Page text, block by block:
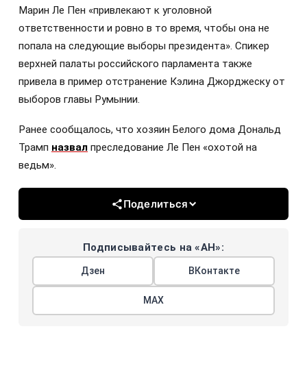
Марин Ле Пен «привлекают к уголовной
ответственности и ровно в то время, чтобы она не
попала на следующие выборы президента». Спикер
верхней палаты российского парламента также
привела в пример отстранение Кэлина Джорджеску от
выборов главы Румынии.
Ранее сообщалось, что хозяин Белого дома Дональд
Трамп назвал преследование Ле Пен «охотой на
ведьм».
Поделиться
Подписывайтесь на «АН»:
Дзен ВКонтакте
МАХ